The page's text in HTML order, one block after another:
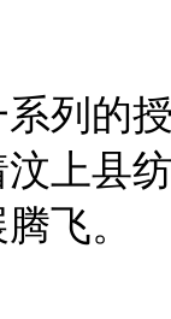
的授
上县
飞。